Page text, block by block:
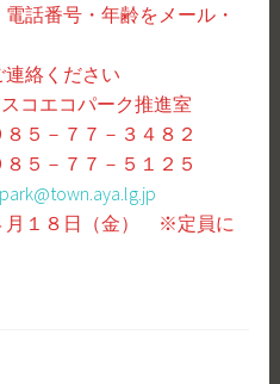
話番号・年齢をメール・
ください
コエコパーク推進室
７７－３４８２
７７－５１２５
月１８日（金） ※定員に